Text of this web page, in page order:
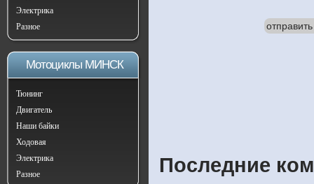
Электрика
Разное
Мотоциклы МИНСК
Тюнинг
Двигатель
Наши байки
Ходовая
Электрика
Разное
Последние